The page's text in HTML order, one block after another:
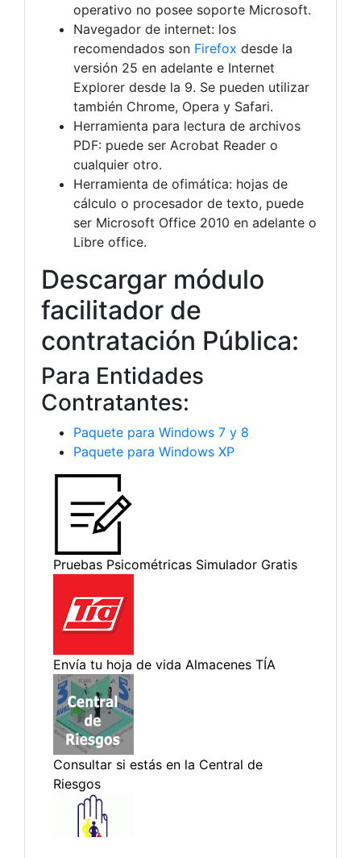
operativo no posee soporte Microsoft.
Navegador de internet: los
recomendados son Firefox desde la
versión 25 en adelante e Internet
Explorer desde la 9. Se pueden utilizar
también Chrome, Opera y Safari.
Herramienta para lectura de archivos
PDF: puede ser Acrobat Reader o
cualquier otro.
Herramienta de ofimática: hojas de
cálculo o procesador de texto, puede
ser Microsoft Office 2010 en adelante o
Libre office.
Descargar módulo
facilitador de
contratación Pública:
Para Entidades
Contratantes:
Paquete para Windows 7 y 8
Paquete para Windows XP